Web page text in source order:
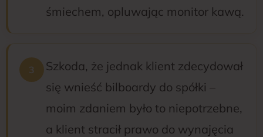
śmiechem, opluwając monitor kawą.
Szkoda, że jednak klient zdecydował
się wnieść bilboardy do spółki –
moim zdaniem było to niepotrzebne,
a klient stracił prawo do wynajęcia